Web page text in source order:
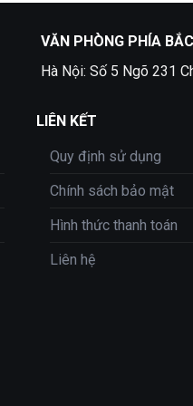
VĂN PHÒNG PHÍA BẮC
Hà Nội: Số 5 Ngõ 231
LIÊN KẾT
Quy định sử dụng
Chính sách bảo mật
Hình thức thanh toán
Liên hệ